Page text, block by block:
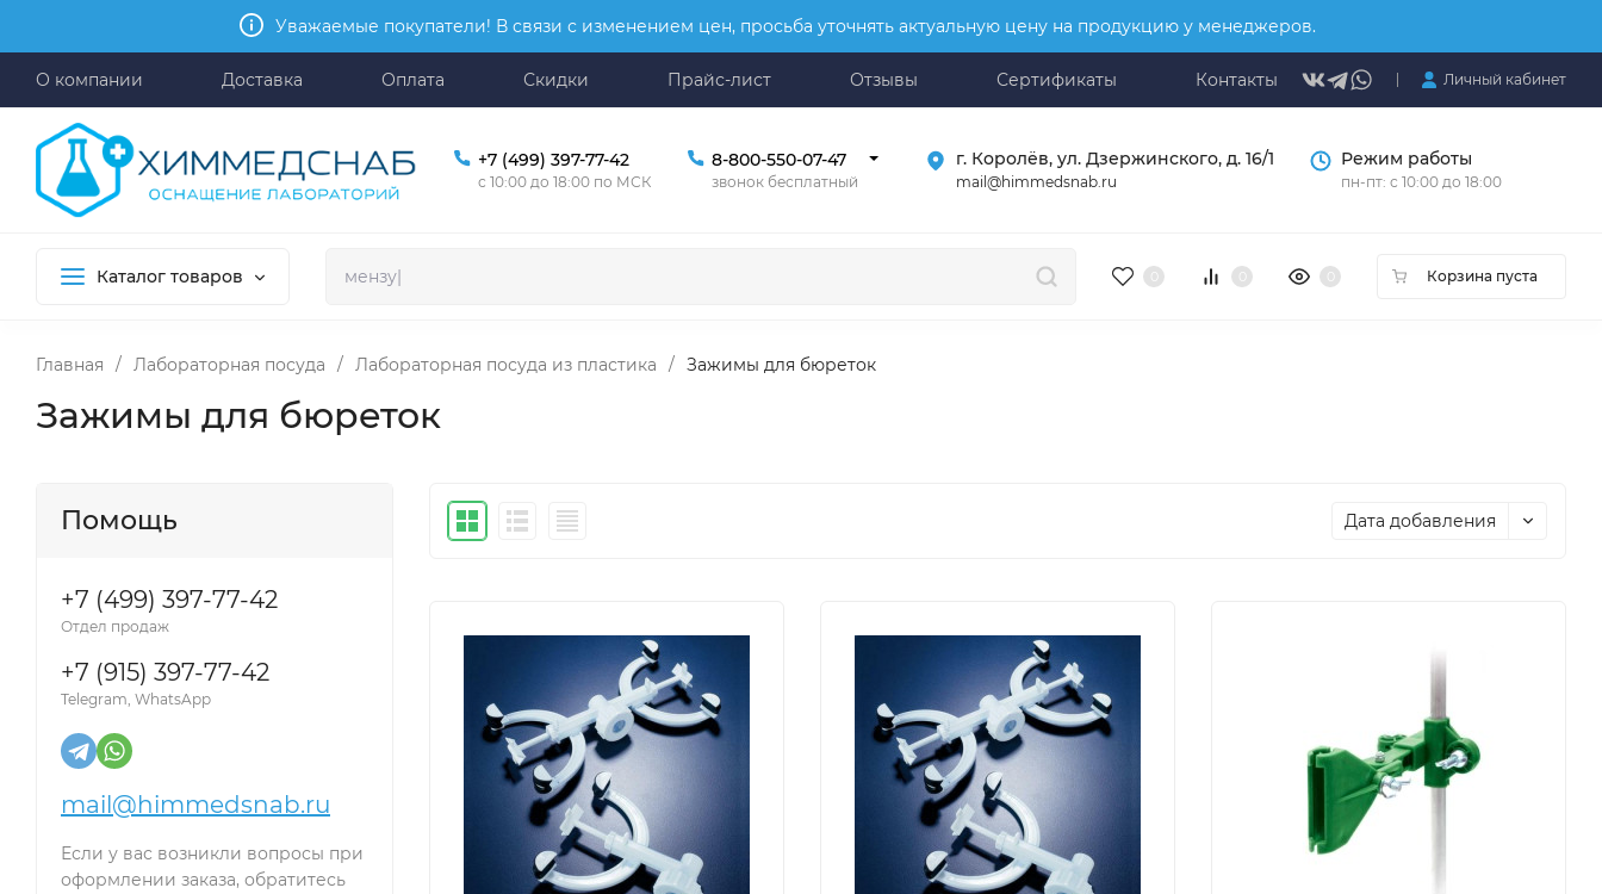
Уважаемые покупатели! В связи с изменением цен, просьба уточнять актуальную цену на продукцию у менеджеров.
О компании Доставка Оплата Скидки Прайс-лист Отзывы Сертификаты Контакты Личный кабинет
+7 (499) 397-77-42
с 10:00 до 18:00 по МСК
8-800-550-07-47
звонок бесплатный
г. Королёв, ул. Дзержинского, д. 16/1
mail@himmedsnab.ru
Режим работы
пн-пт: с 10:00 до 18:00
Каталог товаров Корзина пуста
Главная / Лабораторная посуда / Лабораторная посуда из пластика / Зажимы для бюреток
Зажимы для бюреток
Помощь
+7 (499) 397-77-42
Отдел продаж
+7 (915) 397-77-42
Telegram, WhatsApp
mail@himmedsnab.ru
Если у вас возникли вопросы при
оформлении заказа, обратитесь
Дата добавления